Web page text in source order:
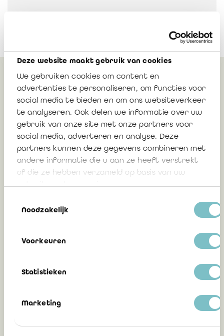
Deze website maakt gebruik van cookies
We gebruiken cookies om content en
advertenties te personaliseren, om functies voor
social media te bieden en om ons websiteverkeer
te analyseren. Ook delen we informatie over uw
gebruik van onze site met onze partners voor
social media, adverteren en analyse. Deze
partners kunnen deze gegevens combineren met
andere informatie die u aan ze heeft verstrekt
of die ze hebben verzameld op basis van uw
Noodzakelijk
Voorkeuren
Statistieken
Marketing
Gerelateerd
Eedaflegging 20 oktober: John-Nathan
Dupont
21 november 2025
de financiële en de niet-financiële